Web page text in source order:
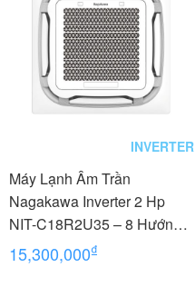
INVERTER
Máy Lạnh Âm Trần
Nagakawa Inverter 2 Hp
NIT-C18R2U35 – 8 Hướng
Thổi
15,300,000₫